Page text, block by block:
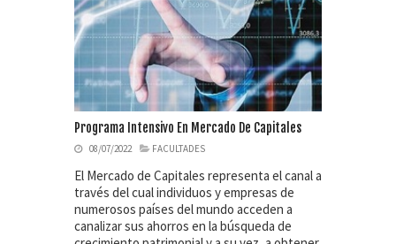
Programa Intensivo En Mercado De Capitales
08/07/2022 FACULTADES
El Mercado de Capitales representa el canal a
través del cual individuos y empresas de
numerosos países del mundo acceden a
canalizar sus ahorros en la búsqueda de